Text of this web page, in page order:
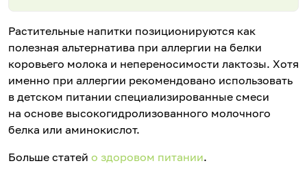
Растительные напитки позиционируются как
полезная альтернатива при аллергии на белки
коровьего молока и непереносимости лактозы. Хотя
именно при аллергии рекомендовано использовать
в детском питании специализированные смеси
на основе высокогидролизованного молочного
белка или аминокислот.
Больше статей о здоровом питании.